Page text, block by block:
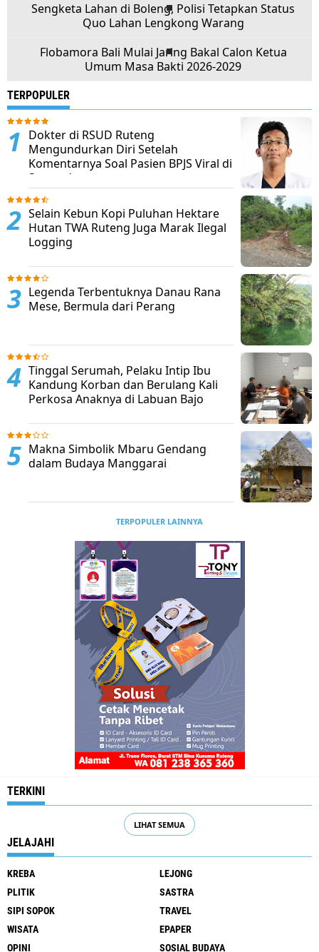
Sengketa Lahan di Boleng, Polisi Tetapkan Status
Quo Lahan Lengkong Warang
Flobamora Bali Mulai Jaring Bakal Calon Ketua
Umum Masa Bakti 2026-2029
TERPOPULER
Dokter di RSUD Ruteng
Mengundurkan Diri Setelah
Komentarnya Soal Pasien BPJS Viral di
Sosmed
Selain Kebun Kopi Puluhan Hektare
Hutan TWA Ruteng Juga Marak Ilegal
Logging
Legenda Terbentuknya Danau Rana
Mese, Bermula dari Perang
Tinggal Serumah, Pelaku Intip Ibu
Kandung Korban dan Berulang Kali
Perkosa Anaknya di Labuan Bajo
Makna Simbolik Mbaru Gendang
dalam Budaya Manggarai
TERPOPULER LAINNYA
TERKINI
LIHAT SEMUA
JELAJAHI
KREBA
LEJONG
PLITIK
SASTRA
SIPI SOPOK
TRAVEL
WISATA
EPAPER
OPINI
SOSIAL BUDAYA